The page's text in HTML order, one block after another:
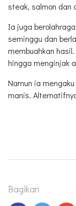
steak, salmon dan
Ia juga
seminggu dan
membuahkan
hingga menginjak
Namun ia
manis.
Bagikan